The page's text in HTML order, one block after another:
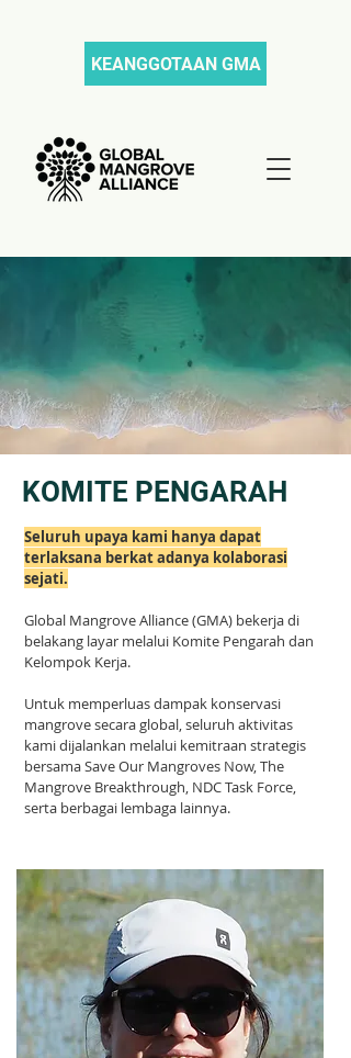
KEANGGOTAAN GMA
KOMITE PENGARAH
Seluruh upaya kami hanya dapat
terlaksana berkat adanya kolaborasi
sejati.
Global Mangrove Alliance (GMA) bekerja di
belakang layar melalui Komite Pengarah dan
Kelompok Kerja.
Untuk memperluas dampak konservasi
mangrove secara global, seluruh aktivitas
kami dijalankan melalui kemitraan strategis
bersama Save Our Mangroves Now, The
Mangrove Breakthrough, NDC Task Force,
serta berbagai lembaga lainnya.